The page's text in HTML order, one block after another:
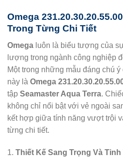
Omega
Trong Từng Chi Tiết
Omega luôn là biểu tượng của
lượng trong ngành công nghiệp
Một trong những mẫu đáng chú
này là Omega
tập Seamaster Aqua Terra.
không chỉ nổi bật với vẻ ngoài
kết hợp giữa tính năng vượt trội
từng chi tiết.
1. Thiết Kế Sang Trọng Và Tinh